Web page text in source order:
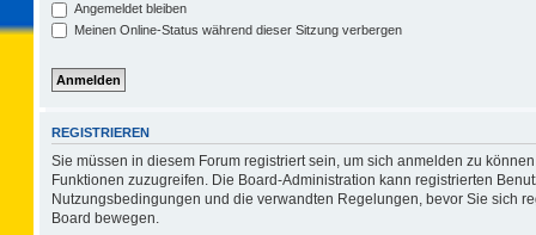
Angemeldet bleiben
Meinen Online-Status während dieser Sitzung verbergen
REGISTRIEREN
Sie müssen in diesem Forum registriert sein, um sich anmelden zu
Funktionen zuzugreifen. Die Board-Administration kann registrierten
Nutzungsbedingungen und die verwandten Regelungen, bevor Sie sich
Board bewegen.